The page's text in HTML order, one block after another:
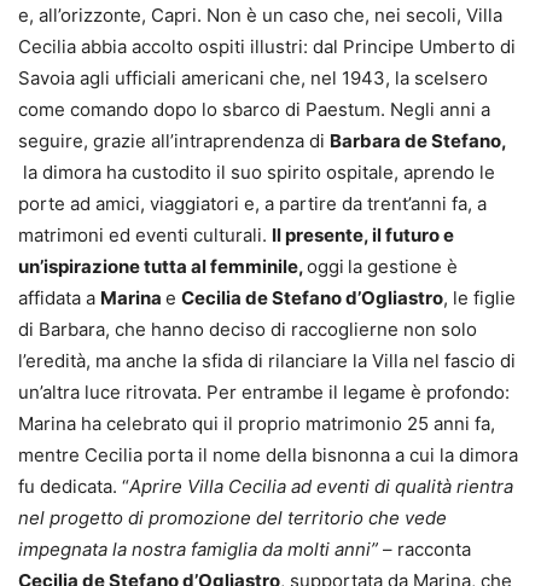
e, all’orizzonte, Capri. Non è un caso che, nei secoli, Villa
Cecilia abbia accolto ospiti illustri: dal Principe Umberto di
Savoia agli ufficiali americani che, nel 1943, la scelsero
come comando dopo lo sbarco di Paestum. Negli anni a
seguire, grazie all’intraprendenza di Barbara de Stefano,
la dimora ha custodito il suo spirito ospitale, aprendo le
porte ad amici, viaggiatori e, a partire da trent’anni fa, a
matrimoni ed eventi culturali. Il presente, il futuro e
un’ispirazione tutta al femminile,oggi la gestione è
affidata a Marina e Cecilia de Stefano d’Ogliastro, le figlie
di Barbara, che hanno deciso di raccoglierne non solo
l’eredità, ma anche la sfida di rilanciare la Villa nel fascio di
un’altra luce ritrovata. Per entrambe il legame è profondo:
Marina ha celebrato qui il proprio matrimonio 25 anni fa,
mentre Cecilia porta il nome della bisnonna a cui la dimora
fu dedicata. “Aprire Villa Cecilia ad eventi di qualità rientra
nel progetto di promozione del territorio che vede
impegnata la nostra famiglia da molti anni” – racconta
Cecilia de Stefano d’Ogliastro, supportata da Marina, che